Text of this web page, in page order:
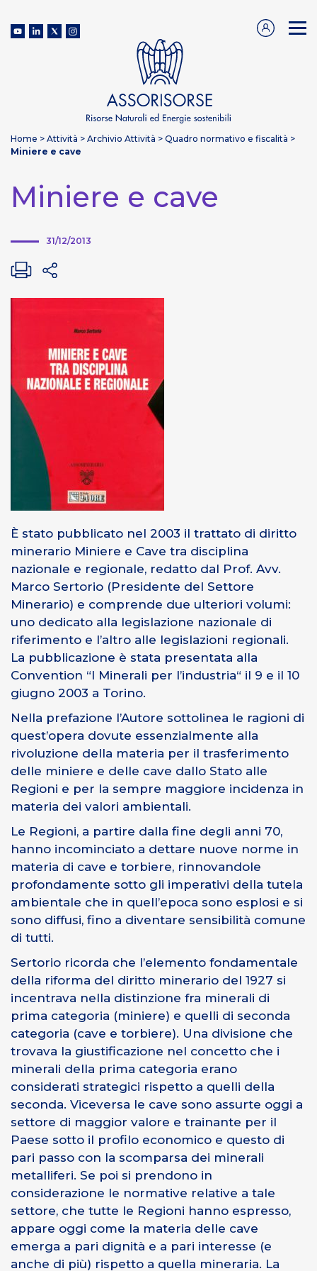
Home > Attività > Archivio Attività > Quadro normativo e fiscalità >
Miniere e cave
Miniere e cave
31/12/2013
È stato pubblicato nel 2003 il trattato di diritto
minerario Miniere e Cave tra disciplina
nazionale e regionale, redatto dal Prof. Avv.
Marco Sertorio (Presidente del Settore
Minerario) e comprende due ulteriori volumi:
uno dedicato alla legislazione nazionale di
riferimento e l’altro alle legislazioni regionali.
La pubblicazione è stata presentata alla
Convention “I Minerali per l’industria“ il 9 e il 10
giugno 2003 a Torino.
Nella prefazione l’Autore sottolinea le ragioni di
quest’opera dovute essenzialmente alla
rivoluzione della materia per il trasferimento
delle miniere e delle cave dallo Stato alle
Regioni e per la sempre maggiore incidenza in
materia dei valori ambientali.
Le Regioni, a partire dalla fine degli anni 70,
hanno incominciato a dettare nuove norme in
materia di cave e torbiere, rinnovandole
profondamente sotto gli imperativi della tutela
ambientale che in quell’epoca sono esplosi e si
sono diffusi, fino a diventare sensibilità comune
di tutti.
Sertorio ricorda che l’elemento fondamentale
della riforma del diritto minerario del 1927 si
incentrava nella distinzione fra minerali di
prima categoria (miniere) e quelli di seconda
categoria (cave e torbiere). Una divisione che
trovava la giustificazione nel concetto che i
minerali della prima categoria erano
considerati strategici rispetto a quelli della
seconda. Viceversa le cave sono assurte oggi a
settore di maggior valore e trainante per il
Paese sotto il profilo economico e questo di
pari passo con la scomparsa dei minerali
metalliferi. Se poi si prendono in
considerazione le normative relative a tale
settore, che tutte le Regioni hanno espresso,
appare oggi come la materia delle cave
emerga a pari dignità e a pari interesse (e
anche di più) rispetto a quella mineraria. La